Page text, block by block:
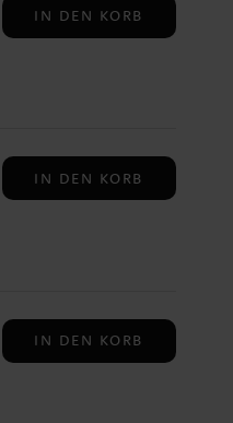
IN DEN KORB
IN DEN KORB
IN DEN KORB